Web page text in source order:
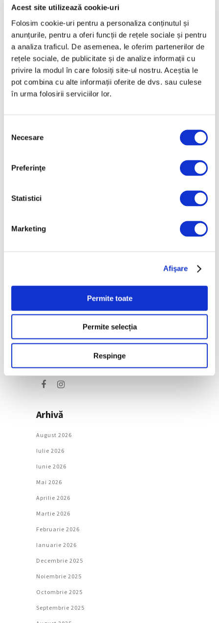
Acest site utilizează cookie-uri
Folosim cookie-uri pentru a personaliza conținutul și
anunțurile, pentru a oferi funcții de rețele sociale și pentru
a analiza traficul. De asemenea, le oferim partenerilor de
rețele sociale, de publicitate și de analize informații cu
privire la modul în care folosiți site-ul nostru. Aceștia le
pot combina cu alte informații oferite de dvs. sau culese
în urma folosirii serviciilor lor.
consimțământului
Necesare
Preferinţe
Statistici
Marketing
Afişare
Permite toate
Permite selecția
Respinge
Articole recente
Reinterpretare
contemporană a operei
lui Brâncuși, în expoziție
de artă urbană la
Natură
Urmăreşte-ne pe
Arhivă
August 2026
Iulie 2026
Iunie 2026
Mai 2026
Aprilie 2026
Martie 2026
Februarie 2026
Ianuarie 2026
Decembrie 2025
Noiembrie 2025
Octombrie 2025
Septembrie 2025